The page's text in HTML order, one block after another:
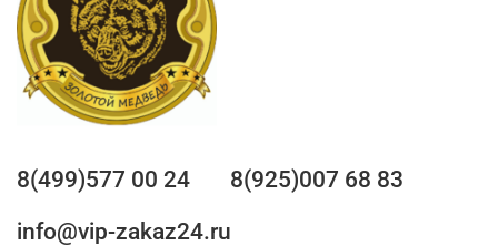
8(499)577 00 24
8(925)007 68 83
info@vip-zakaz24.ru